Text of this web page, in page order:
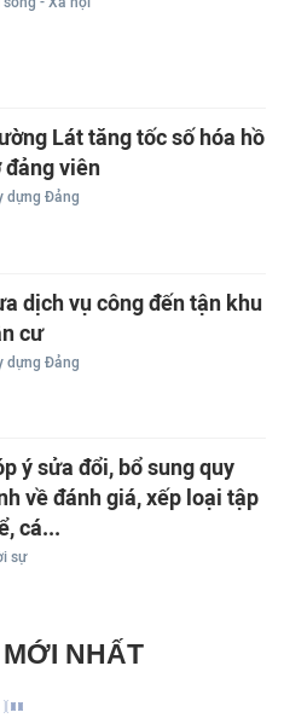
Lát tăng tốc số hóa hồ
đảng viên
dựng Đảng
dịch vụ công đến tận khu
cư
dựng Đảng
ý sửa đổi, bổ sung quy
về đánh giá, xếp loại tập
cá...
sự
NHẤT